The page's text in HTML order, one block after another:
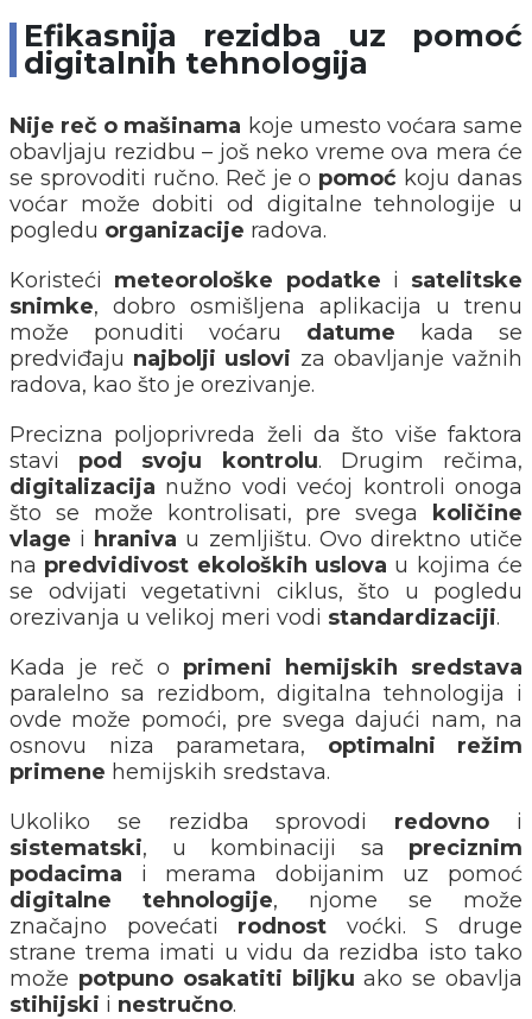
Efikasnija rezidba uz pomoć
digitalnih tehnologija
Nije reč o mašinama koje umesto voćara same
obavljaju rezidbu – još neko vreme ova mera će
se sprovoditi ručno. Reč je o pomoć koju danas
voćar može dobiti od digitalne tehnologije u
pogledu organizacije radova.
Koristeći meteorološke podatke i satelitske
snimke, dobro osmišljena aplikacija u trenu
može ponuditi voćaru datume kada se
predviđaju najbolji uslovi za obavljanje važnih
radova, kao što je orezivanje.
Precizna poljoprivreda želi da što više faktora
stavi pod svoju kontrolu. Drugim rečima,
digitalizacija nužno vodi većoj kontroli onoga
što se može kontrolisati, pre svega količine
vlage i hraniva u zemljištu. Ovo direktno utiče
na predvidivost ekoloških uslova u kojima će
se odvijati vegetativni ciklus, što u pogledu
orezivanja u velikoj meri vodi standardizaciji.
Kada je reč o primeni hemijskih sredstava
paralelno sa rezidbom, digitalna tehnologija i
ovde može pomoći, pre svega dajući nam, na
osnovu niza parametara, optimalni režim
primene hemijskih sredstava.
Ukoliko se rezidba sprovodi redovno i
sistematski, u kombinaciji sa preciznim
podacima i merama dobijanim uz pomoć
digitalne
tehnologije, njome se može
značajno povećati rodnost voćki. S druge
strane trema imati u vidu da rezidba isto tako
može potpuno osakatiti biljku ako se obavlja
stihijski i nestručno.